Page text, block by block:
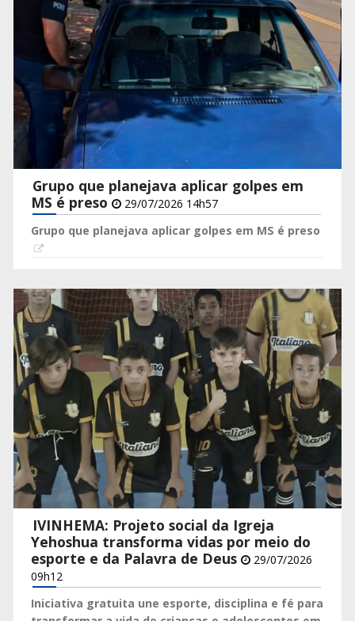
Grupo que planejava aplicar golpes em
MS é preso
29/07/2026 14h57
Grupo que planejava aplicar golpes em MS é preso
IVINHEMA: Projeto social da Igreja
Yehoshua transforma vidas por meio do
esporte e da Palavra de Deus
29/07/2026
09h12
Iniciativa gratuita une esporte, disciplina e fé para